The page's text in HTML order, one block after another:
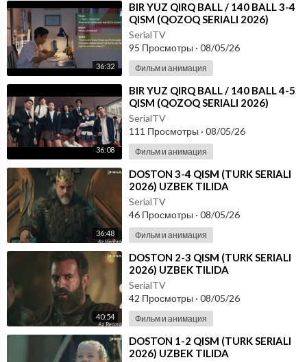
36:32
⁣⁣BIR YUZ QIRQ BALL / 140 BALL 3-4
QISM (QOZOQ SERIALI 2026)
UZBEK TILIDA
SerialTV
95 Просмотры · 08/05/26
Фильм и анимация
36:08
⁣⁣BIR YUZ QIRQ BALL / 140 BALL 4-5
QISM (QOZOQ SERIALI 2026)
UZBEK TILIDA
SerialTV
111 Просмотры · 08/05/26
Фильм и анимация
36:48
⁣DOSTON 3-4 QISM (TURK SERIALI
2026) UZBEK TILIDA
SerialTV
46 Просмотры · 08/05/26
Фильм и анимация
40:54
⁣DOSTON 2-3 QISM (TURK SERIALI
2026) UZBEK TILIDA
SerialTV
42 Просмотры · 08/05/26
Фильм и анимация
⁣DOSTON 1-2 QISM (TURK SERIALI
2026) UZBEK TILIDA